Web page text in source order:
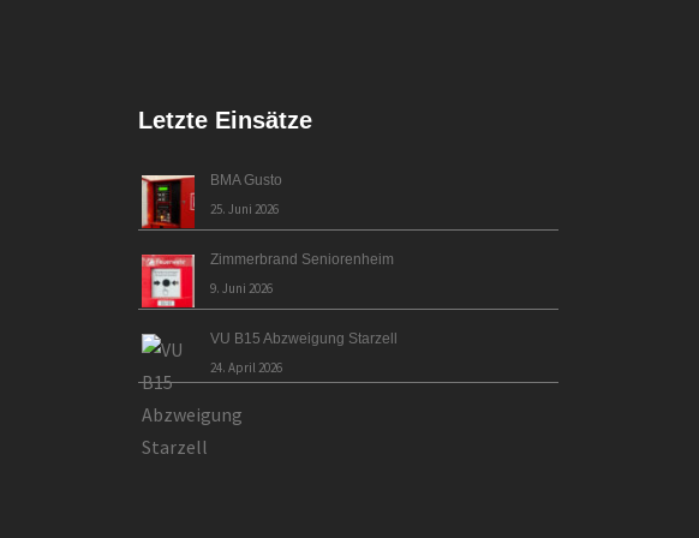
Letzte Einsätze
BMA Gusto
25. Juni 2026
Zimmerbrand Seniorenheim
9. Juni 2026
VU B15 Abzweigung Starzell
24. April 2026